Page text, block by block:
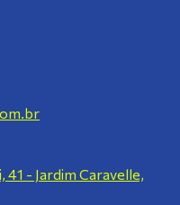
41 - Jardim Caravelle,